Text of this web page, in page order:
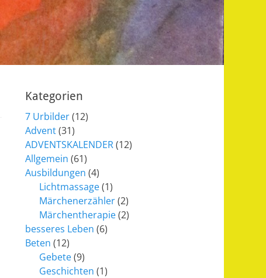
Kategorien
7 Urbilder(12)
Advent(31)
ADVENTSKALENDER(12)
Allgemein (61)
Ausbildungen (4)
Lichtmassage(1)
Märchenerzähler(2)
Märchentherapie(2)
besseres Leben (6)
Beten (12)
Gebete(9)
Geschichten (1)